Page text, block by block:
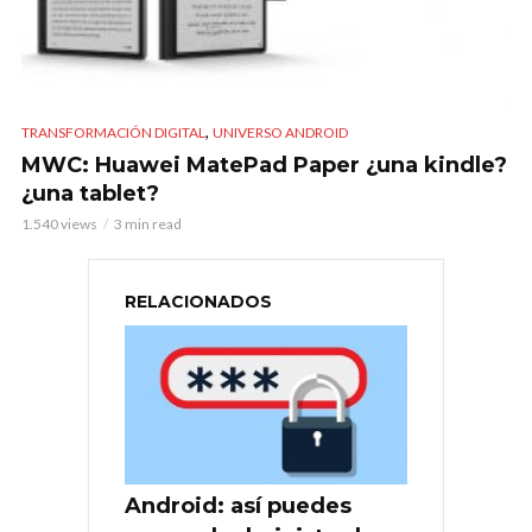
TRANSFORMACIÓN DIGITAL, UNIVERSO ANDROID
MWC: Huawei MatePad Paper ¿una kindle?
¿una tablet?
1.540 views 3 min read
RELACIONADOS
Android: así puedes